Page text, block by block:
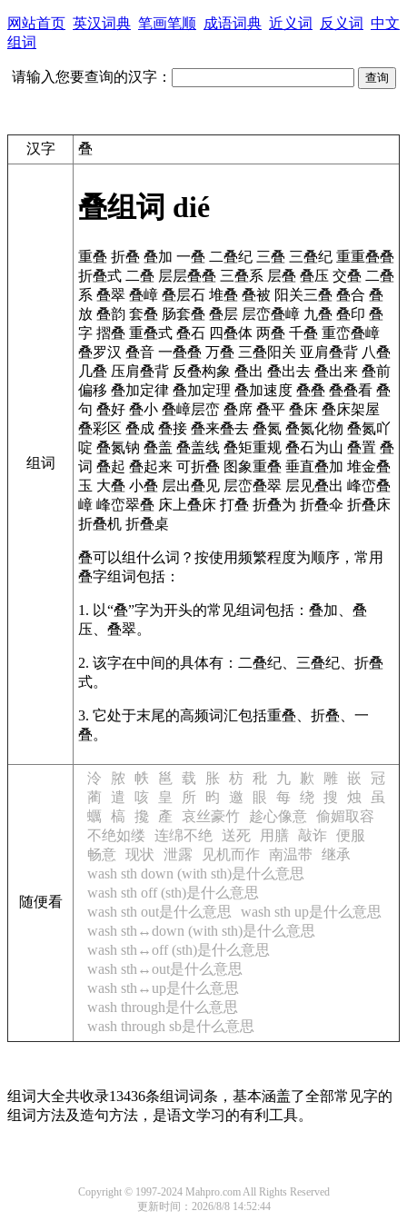
网站首页 英汉词典 笔画笔顺 成语词典 近义词 反义词 中文
组词
请输入您要查询的汉字：
汉字 叠
组词
叠组词 dié
重叠 折叠 叠加 一叠 二叠纪 三叠 三叠纪 重重叠叠
折叠式 二叠 层层叠叠 三叠系 层叠 叠压 交叠 二叠
系 叠翠 叠嶂 叠层石 堆叠 叠被 阳关三叠 叠合 叠
放 叠韵 套叠 肠套叠 叠层 层峦叠嶂 九叠 叠印 叠
字 摺叠 重叠式 叠石 四叠体 两叠 千叠 重峦叠嶂
叠罗汉 叠音 一叠叠 万叠 三叠阳关 亚肩叠背 八叠
几叠 压肩叠背 反叠构象 叠出 叠出去 叠出来 叠前
偏移 叠加定律 叠加定理 叠加速度 叠叠 叠叠看 叠
句 叠好 叠小 叠嶂层峦 叠席 叠平 叠床 叠床架屋
叠彩区 叠成 叠接 叠来叠去 叠氮 叠氮化物 叠氮吖
啶 叠氮钠 叠盖 叠盖线 叠矩重规 叠石为山 叠置 叠
词 叠起 叠起来 可折叠 图象重叠 垂直叠加 堆金叠
玉 大叠 小叠 层出叠见 层峦叠翠 层见叠出 峰峦叠
嶂 峰峦翠叠 床上叠床 打叠 折叠为 折叠伞 折叠床
折叠机 折叠桌
叠可以组什么词？按使用频繁程度为顺序，常用
叠字组词包括：
1. 以“叠”字为开头的常见组词包括：叠加、叠
压、叠翠。
2. 该字在中间的具体有：二叠纪、三叠纪、折叠
式。
3. 它处于末尾的高频词汇包括重叠、折叠、一
叠。
随便看
泠 脓 帙 邕 载 胀 枋 秕 九 歉 雕 嵌
冠
蔺
遣 咳 皇 所 昀 邀 眼 每 绕 搜 烛
虽
蠣
槁 攙 產 哀丝豪竹 趁心像意
偷媚取容
不绝如缕 连绵不绝 送死 用膳 敲诈
便服
畅意
现状 泄露 见机而作 南温带
继承
wash sth down (with sth)是什么意思
wash sth off (sth)是什么意思
wash sth out是什么意思
wash sth up是什么意思
wash sth↔down (with sth)是什么意思
wash sth↔off (sth)是什么意思
wash sth↔out是什么意思
wash sth↔up是什么意思
wash through是什么意思
wash through sb是什么意思
组词大全共收录13436条组词词条，基本涵盖了全部常见字的
组词方法及造句方法，是语文学习的有利工具。
Copyright © 1997-2024 Mahpro.com All Rights Reserved
更新时间：2026/8/8 14:52:44